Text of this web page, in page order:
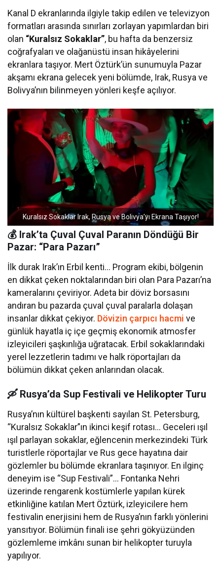
Kanal D ekranlarında ilgiyle takip edilen ve televizyon
formatları arasında sınırları zorlayan yapımlardan biri
olan “Kuralsız Sokaklar”, bu hafta da benzersiz
coğrafyaları ve olağanüstü insan hikâyelerini
ekranlara taşıyor. Mert Öztürk’ün sunumuyla Pazar
akşamı ekrana gelecek yeni bölümde, Irak, Rusya ve
Bolivya’nın bilinmeyen yönleri keşfe açılıyor.
Kuralsız Sokaklar Irak, Rusya ve Bolivya’yı Ekrana Taşıyor!
💰 Irak’ta Çuval Çuval Paranın Döndüğü Bir
Pazar: “Para Pazarı”
İlk durak Irak’ın Erbil kenti… Program ekibi, bölgenin
en dikkat çeken noktalarından biri olan Para Pazarı’na
kameralarını çeviriyor. Adeta bir döviz borsasını
andıran bu pazarda çuval çuval paralarla dolaşan
insanlar dikkat çekiyor. Dövizin çarpıcı hacmi ve
günlük hayatla iç içe geçmiş ekonomik atmosfer
izleyicileri şaşkınlığa uğratacak. Erbil sokaklarındaki
yerel lezzetlerin tadımı ve halk röportajları da
bölümün dikkat çeken anlarından olacak.
🛶 Rusya’da Sup Festivali ve Helikopter Turu
Rusya’nın kültürel başkenti sayılan St. Petersburg,
“Kuralsız Sokaklar”ın ikinci keşif rotası… Geceleri ışıl
ışıl parlayan sokaklar, eğlencenin merkezindeki Türk
turistlerle röportajlar ve Rus gece hayatına dair
gözlemler bu bölümde ekranlara taşınıyor. En ilginç
deneyim ise “Sup Festivali”… Fontanka Nehri
üzerinde rengarenk kostümlerle yapılan kürek
etkinliğine katılan Mert Öztürk, izleyicilere hem
festivalin enerjisini hem de Rusya’nın farklı yönlerini
yansıtıyor. Bölümün finali ise şehri gökyüzünden
gözlemleme imkânı sunan bir helikopter turuyla
yapılıyor.